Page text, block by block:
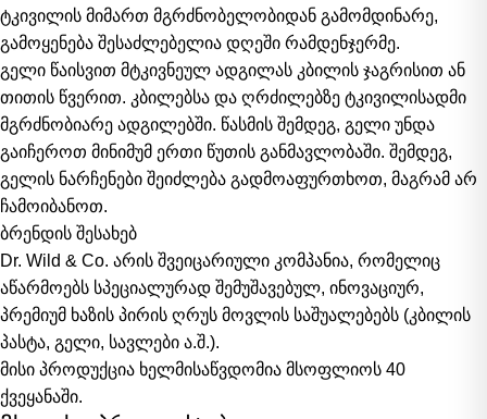
ტკივილის მიმართ მგრძნობელობიდან გამომდინარე,
გამოყენება შესაძლებელია დღეში რამდენჯერმე.
გელი წაისვით მტკივნეულ ადგილას კბილის ჯაგრისით ან
თითის წვერით. კბილებსა და ღრძილებზე ტკივილისადმი
მგრძნობიარე ადგილებში. წასმის შემდეგ, გელი უნდა
გაიჩეროთ მინიმუმ ერთი წუთის განმავლობაში. შემდეგ,
გელის ნარჩენები შეიძლება გადმოაფურთხოთ, მაგრამ არ
ჩამოიბანოთ.
ბრენდის შესახებ
Dr. Wild & Co. არის შვეიცარიული კომპანია, რომელიც
აწარმოებს სპეციალურად შემუშავებულ, ინოვაციურ,
პრემიუმ ხაზის პირის ღრუს მოვლის საშუალებებს (კბილის
პასტა, გელი, სავლები ა.შ.).
მისი პროდუქცია ხელმისაწვდომია მსოფლიოს 40
ქვეყანაში.